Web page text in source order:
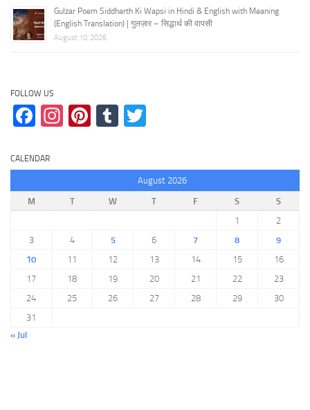
Gulzar Poem Siddharth Ki Wapsi in Hindi & English with Meaning
(English Translation) | गुलज़ार – सिद्धार्थ की वापसी
August 10, 2026
FOLLOW US
Facebook
Instagram
Pinterest
Tumblr
CALENDAR
August 2026
M
T W T F S
S
1
2
3
4 5 6 7 8
9
10
11 12 13 14 15
16
17
18 19 20 21 22
23
24
25 26 27 28 29
30
31
« Jul